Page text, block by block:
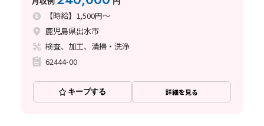
【時給】1,500円～
鹿児島県出水市
検査、加工、清掃・洗浄
62444-00
キープする 詳細を見る